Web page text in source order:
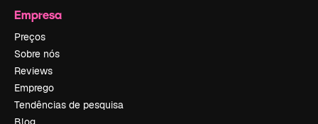
Empresa
Preços
Sobre nós
Reviews
Emprego
Tendências de pesquisa